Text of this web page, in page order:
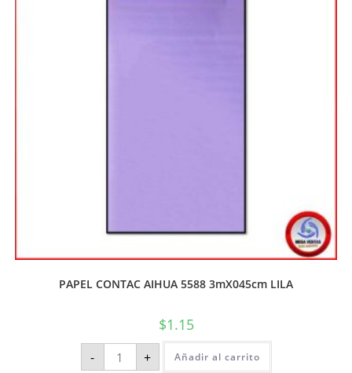
PAPEL CONTAC AIHUA 5588 3mX045cm LILA
$1.15
- + Añadir al carrito